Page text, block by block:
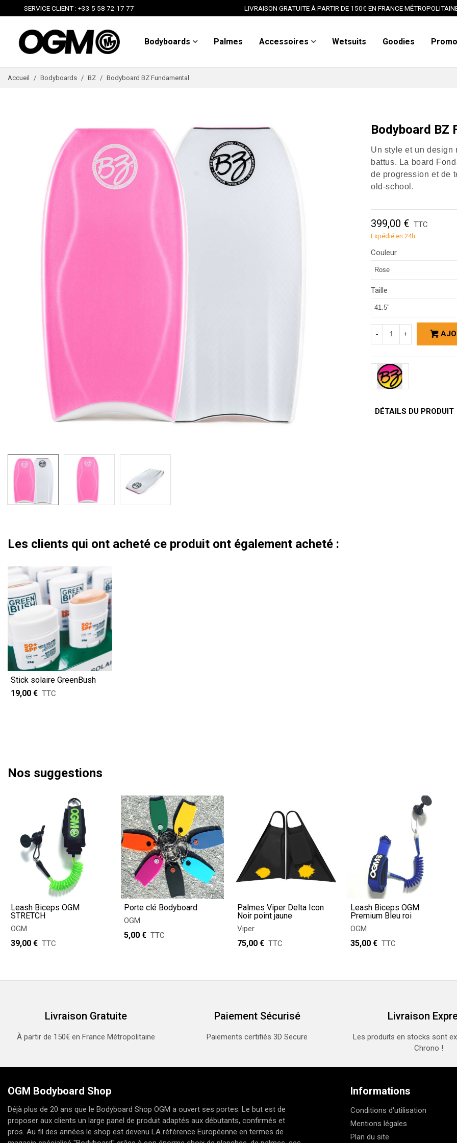
SERVICE CLIENT : +33 5 58 72 17 77 LIVRAISON GRATUITE À PARTIR DE 150€ EN FRANCE
Bodyboards Palmes Accessoires Wetsuits Goodies Promo
Accueil / Bodyboards / BZ / Bodyboard BZ Fundamental
Bodyboard BZ
Un style et un design
battus. La board
de progression et de
old-school.
399,00 € TTC
Expédié en 24h
Couleur
Taille
- +
DÉTAILS DU PRODUIT
Les clients qui ont acheté ce produit ont également acheté :
Stick solaire GreenBush
19,00 € TTC
Nos suggestions
Leash Biceps OGM
STRETCH
OGM
39,00 € TTC
Porte clé Bodyboard
OGM
5,00 € TTC
Palmes Viper Delta Icon
Noir point jaune
Viper
75,00 € TTC
Leash Biceps OGM
Premium Bleu roi
OGM
35,00 € TTC
Livraison Gratuite
À partir de 150€ en France Métropolitaine
Paiement Sécurisé
Paiements certifiés 3D Secure
Livraison
Les produits en stocks sont
Chrono !
OGM Bodyboard Shop
Déjà plus de 20 ans que le Bodyboard Shop OGM a ouvert ses portes. Le but est de
proposer aux clients un large panel de produit adaptés aux débutants, confirmés et
pros. Au fil des années le shop est devenu LA référence Européenne en termes de
Informations
Conditions d'utilisation
Mentions légales
Plan du site